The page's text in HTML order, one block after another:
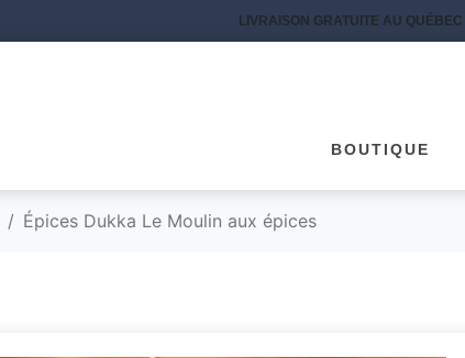
LIVRAISON GRATUITE AU QUÉBEC
BOUTIQUE
Épices Dukka Le Moulin aux épices